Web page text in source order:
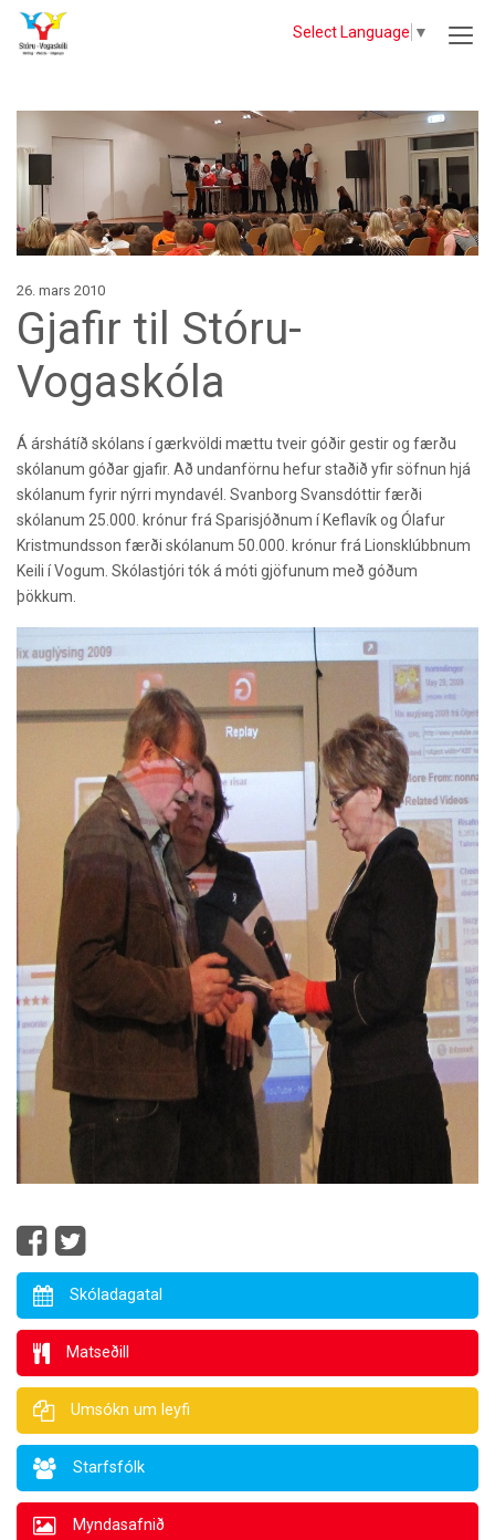
Select Language ▼
26. mars 2010
Gjafir til Stóru-
Vogaskóla
Á árshátíð skólans í gærkvöldi mættu tveir góðir gestir og færðu
skólanum góðar gjafir. Að undanförnu hefur staðið yfir söfnun hjá
skólanum fyrir nýrri myndavél. Svanborg Svansdóttir færði
skólanum 25.000. krónur frá Sparisjóðnum í Keflavík og Ólafur
Kristmundsson færði skólanum 50.000. krónur frá Lionsklúbbnum
Keili í Vogum. Skólastjóri tók á móti gjöfunum með góðum
þökkum.
Skóladagatal
Matseðill
Umsókn um leyfi
Starfsfólk
Myndasafnið